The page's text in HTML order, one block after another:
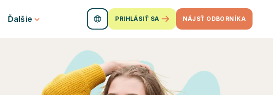
Ďalšie PRIHLÁSIŤ SA NÁJSŤ ODBORNÍKA